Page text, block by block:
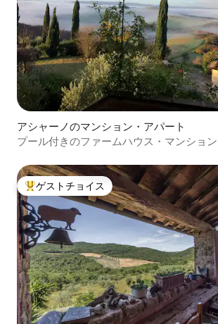
アシャーノのマンション・アパート
プール付きのファームハウス・マンショ
大好評のゲストチョイスです。
ゲストチョイス